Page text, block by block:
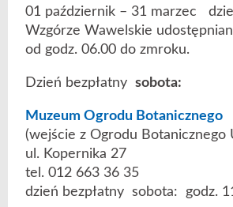
01 październik – 31 marzec
Wzgórze Wawelskie
od godz. 06.00 do zmroku.
Dzień bezpłatny sobota:
Muzeum Ogrodu Botanicznego
(wejście z Ogrodu Botanicznego
ul. Kopernika 27
tel. 012 663 36 35
dzień bezpłatny sobota: godz.